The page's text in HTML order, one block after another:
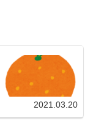
2021.03.20